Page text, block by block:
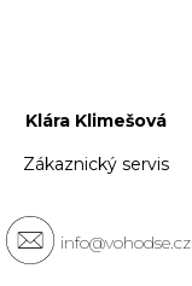
Klára Klimešová
Zákaznický servis
info@vohodse.cz